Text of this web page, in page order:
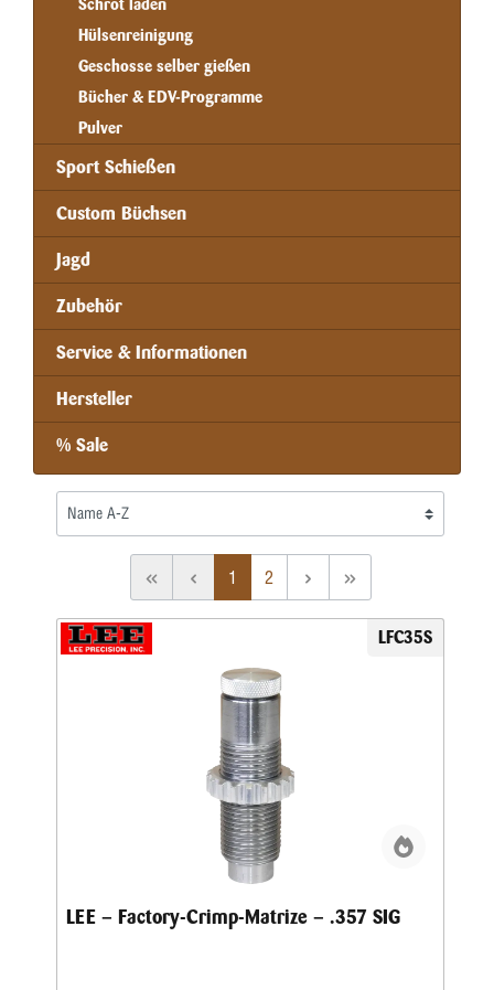
Schrot laden
Hülsenreinigung
Geschosse selber gießen
Bücher & EDV-Programme
Pulver
Sport Schießen
Custom Büchsen
Jagd
Zubehör
Service & Informationen
Hersteller
% Sale
1 2
LFC35S
LEE – Factory-Crimp-Matrize – .357 SIG